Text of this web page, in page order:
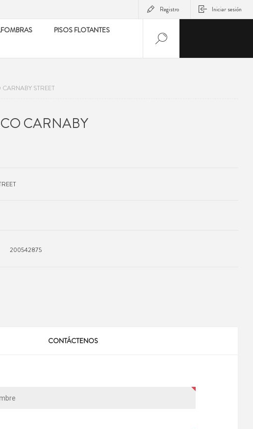
Registro Iniciar sesión
PISOS FLOTANTES
STREET
CARNABY
200542875
CONTÁCTENOS